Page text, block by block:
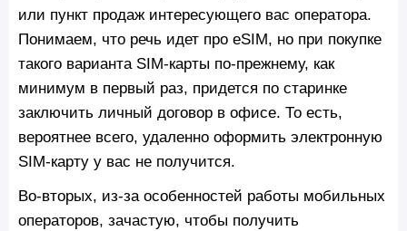
или пункт продаж интересующего вас оператора.
Понимаем, что речь идет про eSIM, но при покупке
такого варианта SIM-карты по-прежнему, как
минимум в первый раз, придется по старинке
заключить личный договор в офисе. То есть,
вероятнее всего, удаленно оформить электронную
SIM-карту у вас не получится.
Во-вторых, из-за особенностей работы мобильных
операторов, зачастую, чтобы получить